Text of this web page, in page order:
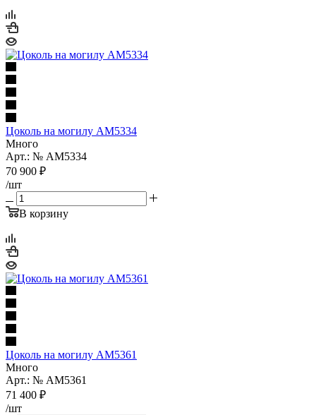
Цоколь на могилу AM5334
Много
Арт.: № AM5334
70 900 ₽
/шт
В корзину
Цоколь на могилу AM5361
Много
Арт.: № AM5361
71 400 ₽
/шт